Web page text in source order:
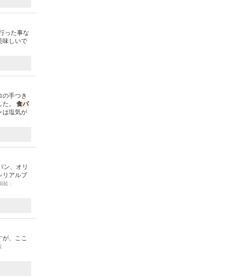
った事な
味しいで
の手つき
。 食パ
は塩気が
ン、オリ
リアルブ
載：
が、ここ